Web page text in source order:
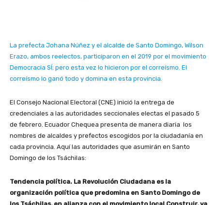
La prefecta Johana Núñez y el alcalde de Santo Domingo, Wilson
Erazo, ambos reelectos, participaron en el 2019 por el movimiento
Democracia SÍ; pero esta vez lo hicieron por el correísmo. El
correísmo lo ganó todo y domina en esta provincia.
El Consejo Nacional Electoral (CNE) inició la entrega de
credenciales a las autoridades seccionales electas el pasado 5
de febrero. Ecuador Chequea presenta de manera diaria los
nombres de alcaldes y prefectos escogidos por la ciudadanía en
cada provincia. Aquí las autoridades que asumirán en Santo
Domingo de los Tsáchilas:
Tendencia política. La Revolución Ciudadana es la
organización política que predomina en Santo Domingo de